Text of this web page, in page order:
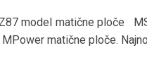
model matične ploče
matične ploče.